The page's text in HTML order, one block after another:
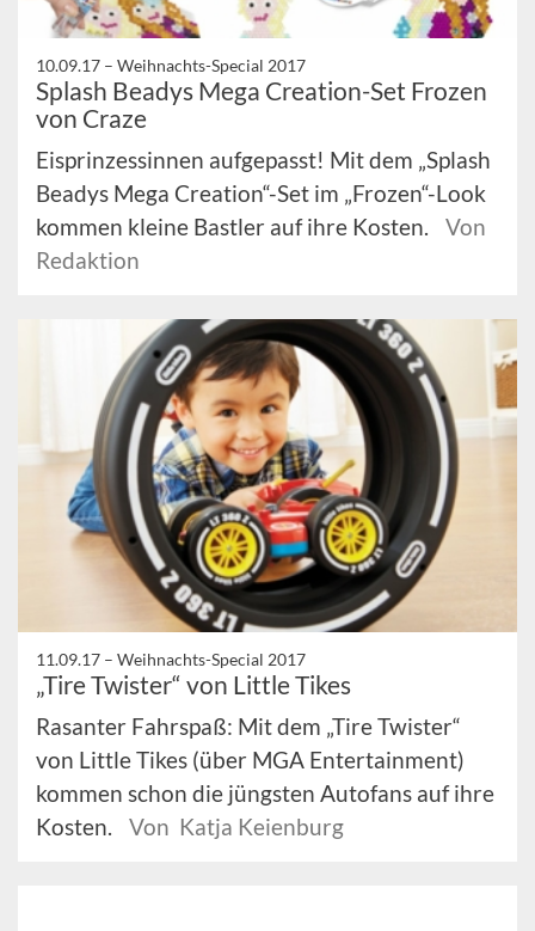
10.09.17 – Weihnachts-Special 2017
Splash Beadys Mega Creation-Set Frozen
von Craze
Eisprinzessinnen aufgepasst! Mit dem „Splash
Beadys Mega Creation“-Set im „Frozen“-Look
kommen kleine Bastler auf ihre Kosten.
Von
Redaktion
11.09.17 – Weihnachts-Special 2017
„Tire Twister“ von Little Tikes
Rasanter Fahrspaß: Mit dem „Tire Twister“
von Little Tikes (über MGA Entertainment)
kommen schon die jüngsten Autofans auf ihre
Kosten.
Von Katja Keienburg